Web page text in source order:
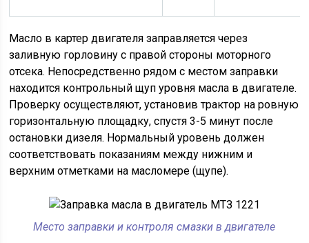
Масло в картер двигателя заправляется через
заливную горловину с правой стороны моторного
отсека. Непосредственно рядом с местом заправки
находится контрольный щуп уровня масла в двигателе.
Проверку осуществляют, установив трактор на ровную
горизонтальную площадку, спустя 3-5 минут после
остановки дизеля. Нормальный уровень должен
соответствовать показаниям между нижним и
верхним отметками на масломере (щупе).
Место заправки и контроля смазки в двигателе